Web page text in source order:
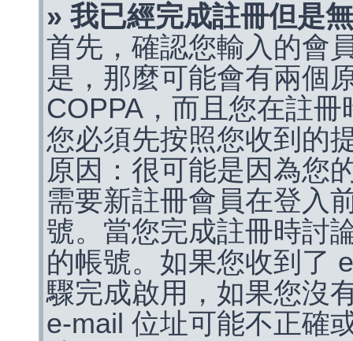
» 我已經完成註冊但是
首先，確認您輸入的會
是，那麼可能會有兩個
COPPA，而且您在註
您必須先按照您收到的
原因：很可能是因為您
需要新註冊會員在登入
號。當您完成註冊時討
的帳號。如果您收到了
驟完成啟用，如果您沒
e-mail 位址可能不正確